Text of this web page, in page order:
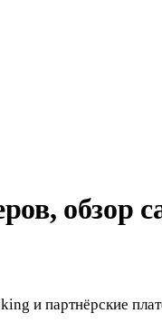
обзор
и партнёрские